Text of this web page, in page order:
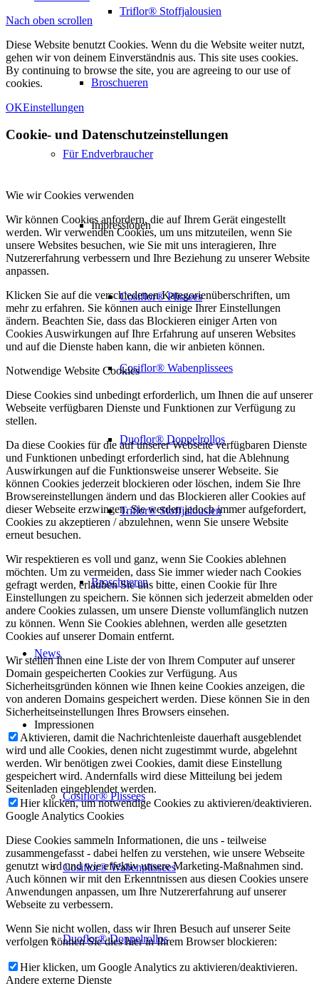
Triflor® Stoffjalousien
Broschueren
Für Endverbraucher
Impressionen
Cosiflor® Plissees
Cosiflor® Wabenplissees
Duoflor® Doppelrollos
Triflor® Stoffjalousien
Broschueren
News
Impressionen
Cosiflor® Plissees
Cosiflor® Wabenplissees
Duoflor® Doppelrollos
Nach oben scrollen
Diese Website benutzt Cookies. Wenn du die Website weiter nutzt,
gehen wir von deinem Einverständnis aus. This site uses cookies.
By continuing to browse the site, you are agreeing to our use of
cookies.
OKEinstellungen
Cookie- und Datenschutzeinstellungen
Wie wir Cookies verwenden
Wir können Cookies anfordern, die auf Ihrem Gerät eingestellt
werden. Wir verwenden Cookies, um uns mitzuteilen, wenn Sie
unsere Websites besuchen, wie Sie mit uns interagieren, Ihre
Nutzererfahrung verbessern und Ihre Beziehung zu unserer Website
anpassen.
Klicken Sie auf die verschiedenen Kategorienüberschriften, um
mehr zu erfahren. Sie können auch einige Ihrer Einstellungen
ändern. Beachten Sie, dass das Blockieren einiger Arten von
Cookies Auswirkungen auf Ihre Erfahrung auf unseren Websites
und auf die Dienste haben kann, die wir anbieten können.
Notwendige Website Cookies
Diese Cookies sind unbedingt erforderlich, um Ihnen die auf unserer
Webseite verfügbaren Dienste und Funktionen zur Verfügung zu
stellen.
Da diese Cookies für die auf unserer Webseite verfügbaren Dienste
und Funktionen unbedingt erforderlich sind, hat die Ablehnung
Auswirkungen auf die Funktionsweise unserer Webseite. Sie
können Cookies jederzeit blockieren oder löschen, indem Sie Ihre
Browsereinstellungen ändern und das Blockieren aller Cookies auf
dieser Webseite erzwingen. Sie werden jedoch immer aufgefordert,
Cookies zu akzeptieren / abzulehnen, wenn Sie unsere Website
erneut besuchen.
Wir respektieren es voll und ganz, wenn Sie Cookies ablehnen
möchten. Um zu vermeiden, dass Sie immer wieder nach Cookies
gefragt werden, erlauben Sie uns bitte, einen Cookie für Ihre
Einstellungen zu speichern. Sie können sich jederzeit abmelden oder
andere Cookies zulassen, um unsere Dienste vollumfänglich nutzen
zu können. Wenn Sie Cookies ablehnen, werden alle gesetzten
Cookies auf unserer Domain entfernt.
Wir stellen Ihnen eine Liste der von Ihrem Computer auf unserer
Domain gespeicherten Cookies zur Verfügung. Aus
Sicherheitsgründen können wie Ihnen keine Cookies anzeigen, die
von anderen Domains gespeichert werden. Diese können Sie in den
Sicherheitseinstellungen Ihres Browsers einsehen.
Aktivieren, damit die Nachrichtenleiste dauerhaft ausgeblendet
wird und alle Cookies, denen nicht zugestimmt wurde, abgelehnt
werden. Wir benötigen zwei Cookies, damit diese Einstellung
gespeichert wird. Andernfalls wird diese Mitteilung bei jedem
Seitenladen eingeblendet werden.
Hier klicken, um notwendige Cookies zu aktivieren/deaktivieren.
Google Analytics Cookies
Diese Cookies sammeln Informationen, die uns - teilweise
zusammengefasst - dabei helfen zu verstehen, wie unsere Webseite
genutzt wird und wie effektiv unsere Marketing-Maßnahmen sind.
Auch können wir mit den Erkenntnissen aus diesen Cookies unsere
Anwendungen anpassen, um Ihre Nutzererfahrung auf unserer
Webseite zu verbessern.
Wenn Sie nicht wollen, dass wir Ihren Besuch auf unserer Seite
verfolgen können Sie dies hier in Ihrem Browser blockieren:
Hier klicken, um Google Analytics zu aktivieren/deaktivieren.
Andere externe Dienste